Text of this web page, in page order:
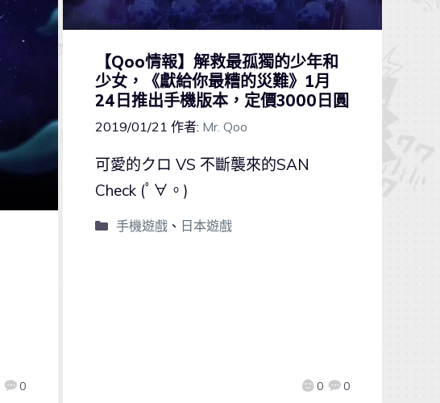
0
【Qoo情報】解救最孤獨的少年和
少女，《獻給你最糟的災難》1月
24日推出手機版本，定價3000日圓
2019/01/21 作者: Mr. Qoo
0 0
可愛的クロ VS 不斷襲來的SAN
Check (ﾟ∀。)
手機遊戲、 日本遊戲